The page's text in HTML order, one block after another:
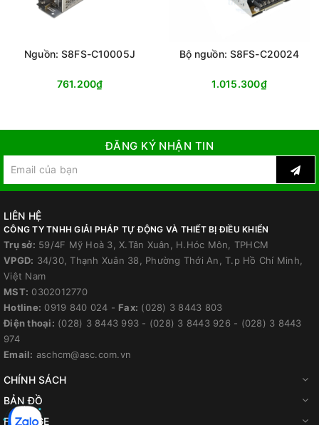
Nguồn: S8FS-C10005J
761.200₫
Bộ nguồn: S8FS-C20024
1.015.300₫
ĐĂNG KÝ NHẬN TIN
LIÊN HỆ
CÔNG TY TNHH GIẢI PHÁP TỰ ĐỘNG VÀ THIẾT BỊ ĐIỀU KHIỂN
Trụ sở: 59/4F Mỹ Hoà 3, X.Tân Xuân, H.Hóc Môn, TPHCM
VPGD: 34/30, Thạnh Xuân 38, Phường Thới An, T.p Hồ Chí Minh,
Việt Nam
MST: 0302012770
Hotline: 0919 840 024 - Fax: (028) 3 8443 803
Điện thoại: (028) 3 8443 993 - (028) 3 8443 926 - (028) 3 8443
974
Email: aschcm@asc.com.vn
CHÍNH SÁCH
BẢN ĐỒ
FANPAGE